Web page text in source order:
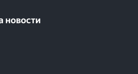
новости